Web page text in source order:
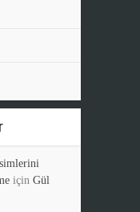
için Gül